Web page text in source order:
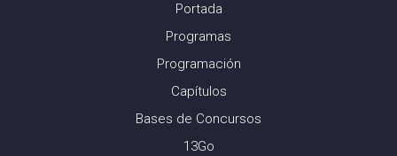
Portada
Programas
Programación
Capítulos
Bases de Concursos
13Go